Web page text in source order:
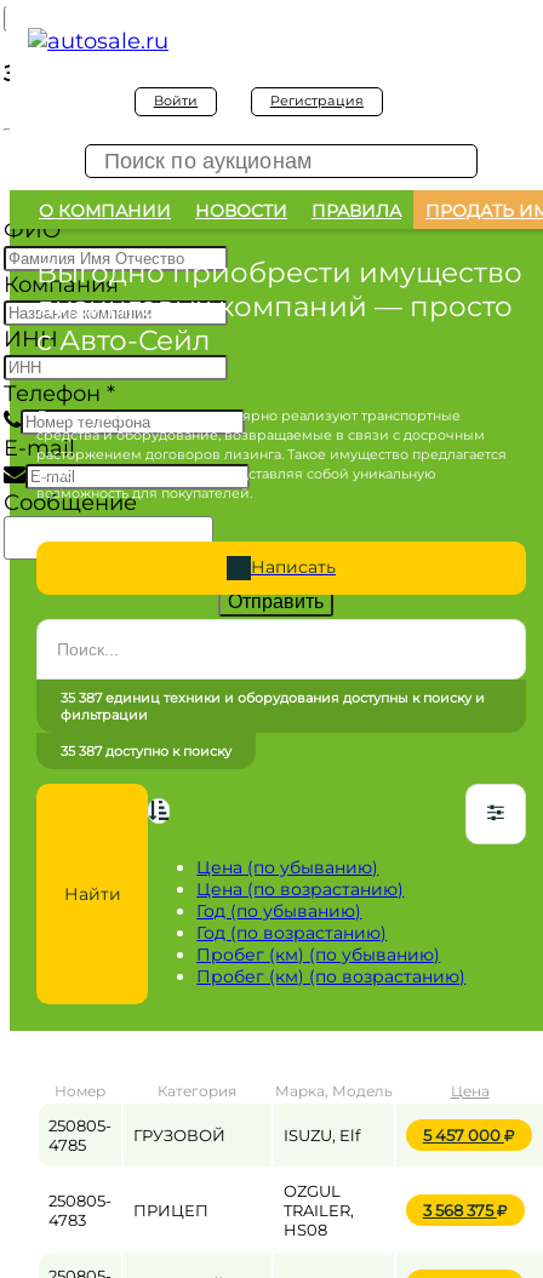
Войти Регистрация
О КОМПАНИИ НОВОСТИ ПРАВИЛА ПРОДАТЬ
Выгодно приобрести имущество
лизинговых компаний — просто
с Авто-Сейл
Лизинговые компании регулярно реализуют транспортные
средства и оборудование, возвращаемые в связи с досрочным
расторжением договоров лизинга. Такое имущество предлагается
по конкурентным ценам, представляя собой уникальную
возможность для покупателей.
Написать
Марка
Все марки
Город / регион
от до
Пробег / Наработка
Цена
от до
Найти
Цена (по убыванию)
Цена (по возрастанию)
Год (по убыванию)
Год (по возрастанию)
Пробег (км) (по убыванию)
Пробег (км) (по возрастанию)
35 387 единиц техники и оборудования доступны к поиску и
фильтрации
35 387 доступно к поиску
Номер Категория Марка, Модель Цена
250805-
4785
ГРУЗОВОЙ ISUZU, Elf 5 457 000
250805-
4783
ПРИЦЕП
OZGUL
TRAILER,
HS08
3 568 375
Заявка на покупку
Заявка на покупку изъятого а/м
ФИО*
Компания
ИНН
Телефон *
E-mail
Сообщение
Отправить